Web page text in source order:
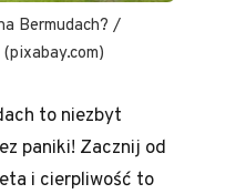
Bermudach? /
to niezbyt
paniki! Zacznij od
i cierpliwość to